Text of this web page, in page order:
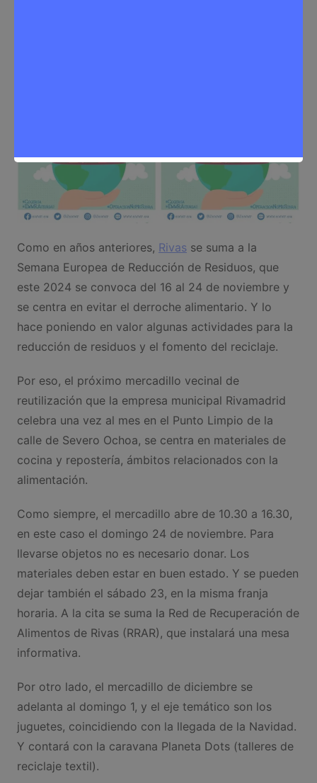
Como en años anteriores, Rivasse suma a la
Semana Europea de Reducción de Residuos, que
este 2024 se convoca del 16 al 24 de noviembre y
se centra en evitar el derroche alimentario. Y lo
hace poniendo en valor algunas actividades para la
reducción de residuos y el fomento del reciclaje.
Por eso, el próximo mercadillo vecinal de
reutilización que la empresa municipal Rivamadrid
celebra una vez al mes en el Punto Limpio de la
calle de Severo Ochoa, se centra en materiales de
cocina y repostería, ámbitos relacionados con la
alimentación.
Como siempre, el mercadillo abre de 10.30 a 16.30,
en este caso el domingo 24 de noviembre. Para
llevarse objetos no es necesario donar. Los
materiales deben estar en buen estado. Y se pueden
dejar también el sábado 23, en la misma franja
horaria. A la cita se suma la Red de Recuperación de
Alimentos de Rivas (RRAR), que instalará una mesa
informativa.
Por otro lado, el mercadillo de diciembre se
adelanta al domingo 1, y el eje temático son los
juguetes, coincidiendo con la llegada de la Navidad.
Y contará con la caravana Planeta Dots (talleres de
reciclaje textil).